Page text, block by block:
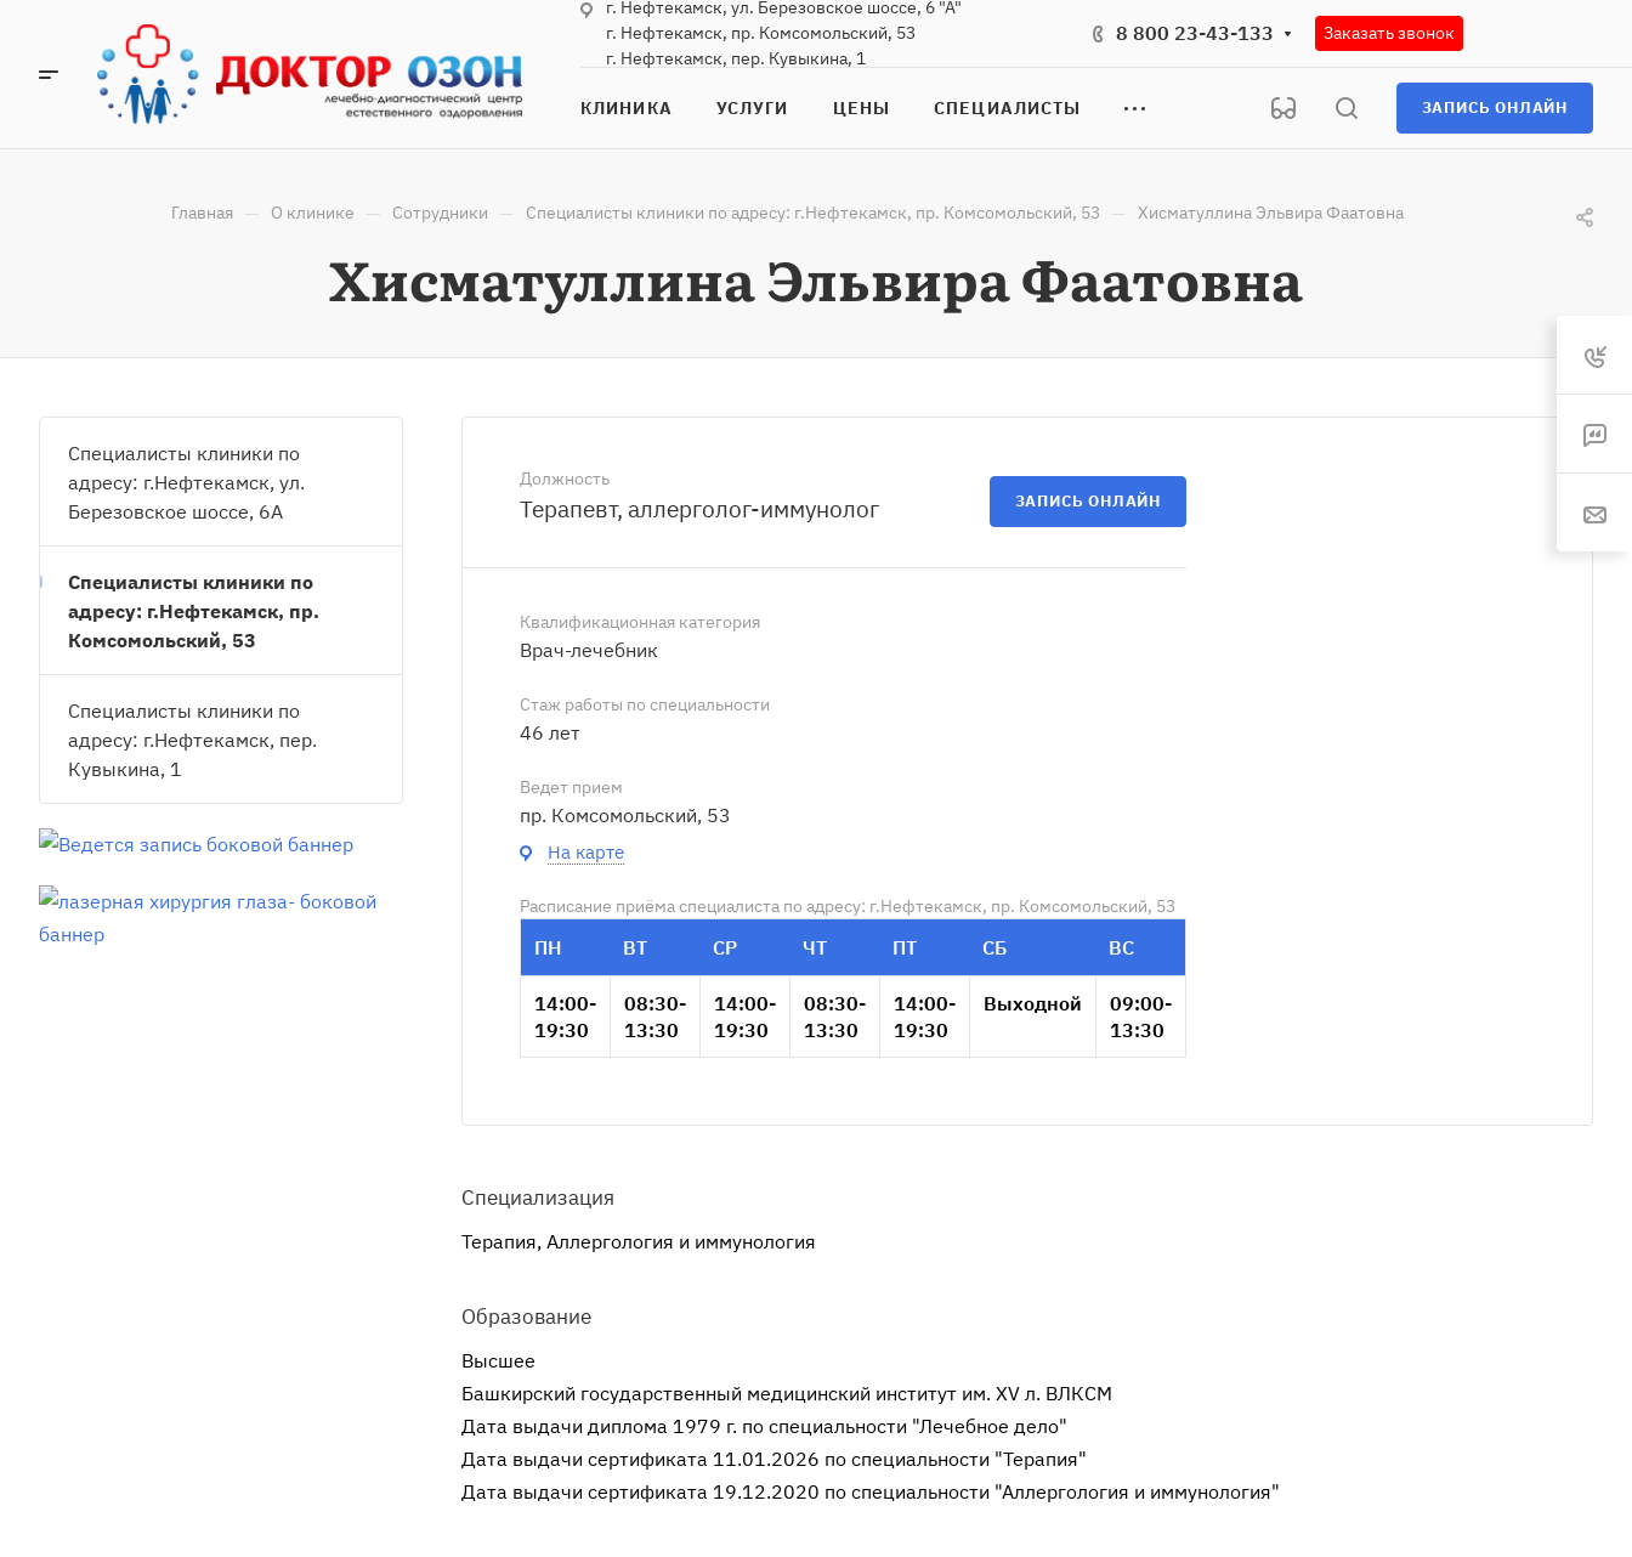
г. Нефтекамск, ул. Березовское шоссе, 6 "А"
г. Нефтекамск, пр. Комсомольский, 53
г. Нефтекамск, пер. Кувыкина, 1
8 800 23-43-133 Заказать звонок
КЛИНИКА УСЛУГИ ЦЕНЫ СПЕЦИАЛИСТЫ ЗАПИСЬ ОНЛАЙН
Главная — О клинике — Сотрудники — Специалисты клиники по адресу: г.Нефтекамск, пр. Комсомольский, 53 — Хисматуллина Эльвира Фаатовна
Хисматуллина Эльвира Фаатовна
Должность
Терапевт, аллерголог-иммунолог ЗАПИСЬ ОНЛАЙН
Квалификационная категория
Врач-лечебник
Стаж работы по специальности
46 лет
Ведет прием
пр. Комсомольский, 53
На карте
Расписание приёма специалиста по адресу: г.Нефтекамск, пр. Комсомольский, 53
ПН ВТ СР ЧТ ПТ СБ ВС
14:00-
19:30
08:30-
13:30
14:00-
19:30
08:30-
13:30
14:00-
19:30
Выходной
09:00-
13:30
Специализация
Терапия, Аллергология и иммунология
Образование
Высшее
Башкирский государственный медицинский институт им. XV л. ВЛКСМ
Дата выдачи диплома 1979 г. по специальности "Лечебное дело"
Дата выдачи сертификата 11.01.2026 по специальности "Терапия"
Дата выдачи сертификата 19.12.2020 по специальности "Аллергология и иммунология"
Специалисты клиники по
адресу: г.Нефтекамск, ул.
Березовское шоссе, 6А
Специалисты клиники по
адресу: г.Нефтекамск, пр.
Комсомольский, 53
Специалисты клиники по
адресу: г.Нефтекамск, пер.
Кувыкина, 1